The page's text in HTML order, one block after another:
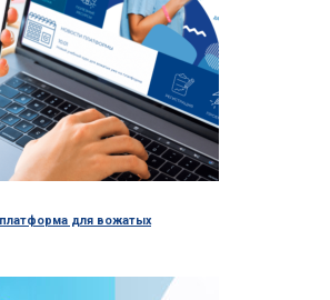
для вожатых